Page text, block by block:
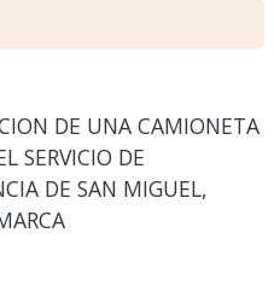
DE UNA CAMIONETA
SERVICIO DE
DE SAN MIGUEL,